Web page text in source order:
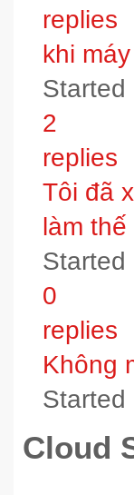
replies
khi
Started
2
replies
Tôi đã
làm thế
Started
0
replies
Không
Started
Cloud